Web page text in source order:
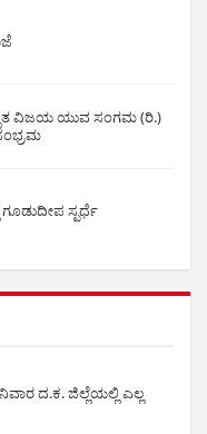
ವಿಜಯ ಯುವ ಸಂಗಮ (ರಿ.)
ಸ್ಪರ್ಧೆ
ದ.ಕ. ಜಿಲ್ಲೆಯಲ್ಲಿ ಎಲ್ಲ